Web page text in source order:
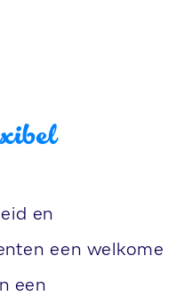
en
een welkome
een